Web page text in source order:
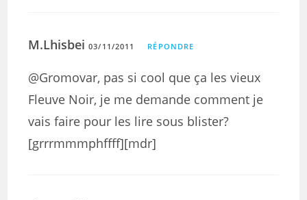
M.Lhisbei03/11/2011 RÉPONDRE
@Gromovar, pas si cool que ça les vieux
Fleuve Noir, je me demande comment je
vais faire pour les lire sous blister?
[grrrmmmphffff][mdr]